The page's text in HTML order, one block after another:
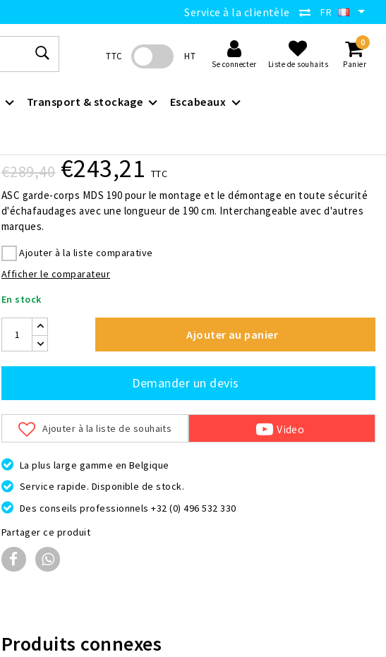
Service à la clientèle FR
TTC HT
Se connecter Liste de souhaits
0
Panier
Transport & stockage Escabeaux
€289,40 €243,21 TTC
ASC garde-corps MDS 190 pour le montage et le démontage en toute sécurité
d'échafaudages avec une longueur de 190 cm. Interchangeable avec d'autres
marques.
Ajouter à la liste comparative
Afficher le comparateur
En stock
Ajouter au panier
Demander un devis
Ajouter à la liste de souhaits Video
La plus large gamme en Belgique
Service rapide. Disponible de stock.
Des conseils professionnels +32 (0) 496 532 330
Partager ce produit
Produits connexes